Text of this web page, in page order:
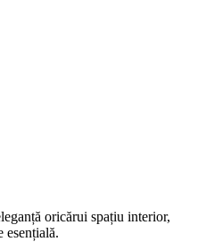
oricărui spațiu interior,
esențială.